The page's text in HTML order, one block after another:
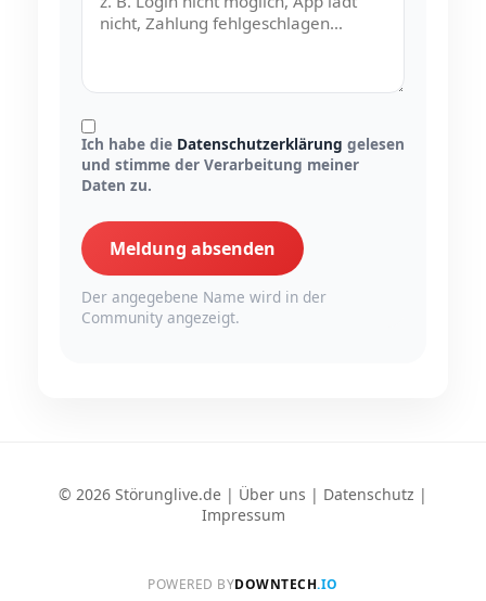
Ich habe die Datenschutzerklärung gelesen
und stimme der Verarbeitung meiner
Daten zu.
Meldung absenden
Der angegebene Name wird in der
Community angezeigt.
© 2026 Störunglive.de | Über uns | Datenschutz |
Impressum
POWERED BYDOWNTECH.IO